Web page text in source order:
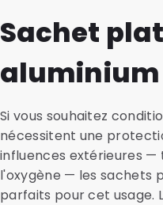
Sachet
aluminium
Si vous souhaitez
nécessitent une
influences extérieures —
l'oxygène — les sachets
parfaits pour cet usage.